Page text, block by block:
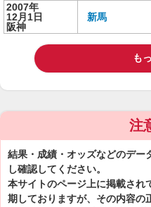
2007年
12月1日
阪神
新馬
も
注
結果・成績・オッズなどのデー
し確認してください。
本サイトのページ上に掲載され
期しておりますが、その内容の